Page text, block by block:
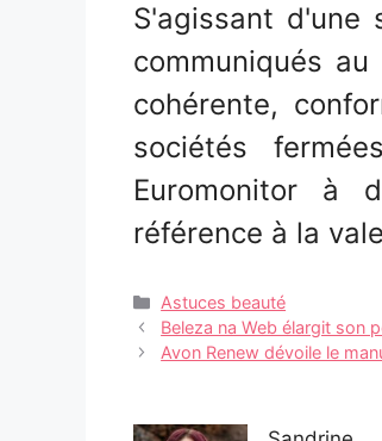
S'agissant d'une
communiqués
cohérente,
sociétés
Euromonitor à
référence à la
Catégories
Astuces beauté
Navigation
des
Beleza na Web élargit son
Avon Renew dévoile le